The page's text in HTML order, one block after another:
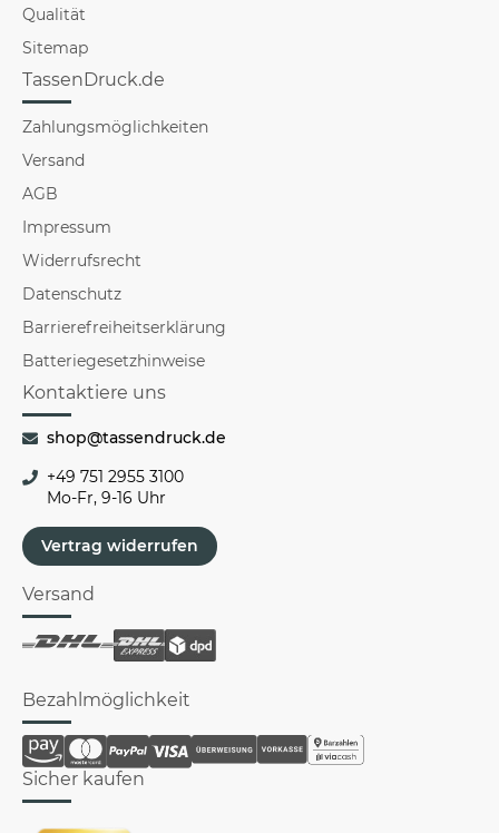
Qualität
Sitemap
TassenDruck.de
Zahlungsmöglichkeiten
Versand
AGB
Impressum
Widerrufsrecht
Datenschutz
Barrierefreiheitserklärung
Batteriegesetzhinweise
Kontaktiere uns
shop@tassendruck.de
+49 751 2955 3100
Mo-Fr, 9-16 Uhr
Vertrag widerrufen
Versand
Bezahlmöglichkeit
Sicher kaufen